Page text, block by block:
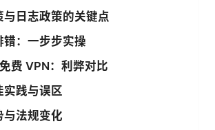
与日志政策的关键点
错：一步步实操
费 VPN：利弊对比
实践与误区
与法规变化